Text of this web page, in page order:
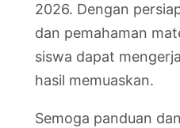
2026. Dengan
dan pemahaman
siswa dapat
hasil memuaskan.
Semoga panduan